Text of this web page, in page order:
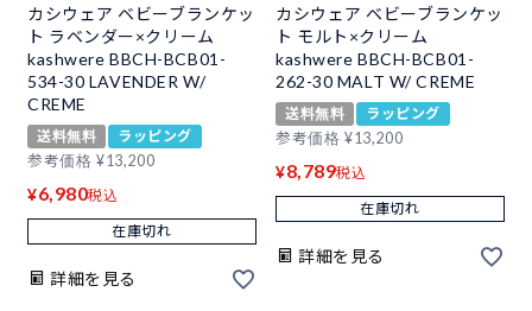
カシウェア ベビーブランケッ
ト ラベンダー×クリーム
kashwere BBCH-BCB01-
534-30 LAVENDER W/
CREME
送料無料
ラッピング
参考価格 ¥13,200
¥6,980税込
在庫切れ
詳細を見る
カシウェア ベビーブランケッ
ト モルト×クリーム
kashwere BBCH-BCB01-
262-30 MALT W/ CREME
送料無料
ラッピング
参考価格 ¥13,200
¥8,789税込
在庫切れ
詳細を見る